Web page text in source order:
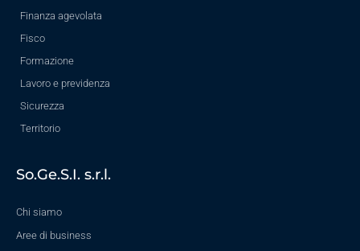
Finanza agevolata
Fisco
Formazione
Lavoro e previdenza
Sicurezza
Territorio
So.Ge.S.I. s.r.l.
Chi siamo
Aree di business